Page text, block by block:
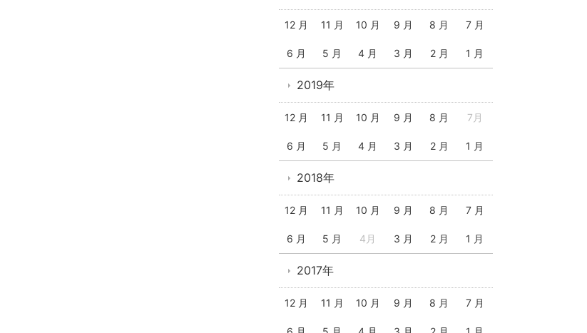
12 月 11 月 10 月 9 月 8 月 7 月
6 月 5 月 4 月 3 月 2 月 1 月
2019年
12 月 11 月 10 月 9 月 8 月 7月
6 月 5 月 4 月 3 月 2 月 1 月
2018年
12 月 11 月 10 月 9 月 8 月 7 月
6 月 5 月 4月 3 月 2 月 1 月
2017年
12 月 11 月 10 月 9 月 8 月 7 月